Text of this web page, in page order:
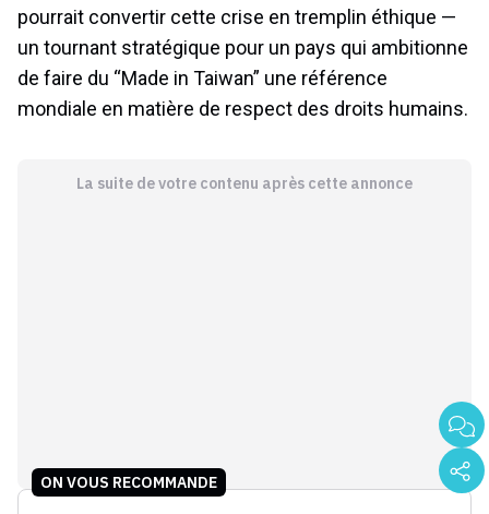
pourrait convertir cette crise en tremplin éthique —
un tournant stratégique pour un pays qui ambitionne
de faire du “Made in Taiwan” une référence
mondiale en matière de respect des droits humains.
La suite de votre contenu après cette annonce
ON VOUS RECOMMANDE